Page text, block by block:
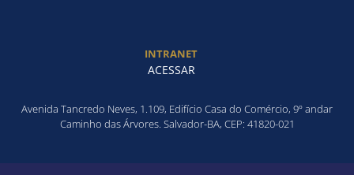
INTRANET
ACESSAR
Avenida Tancredo Neves, 1.109, Edifício Casa do Comércio, 9º andar
Caminho das Árvores. Salvador-BA, CEP: 41820-021